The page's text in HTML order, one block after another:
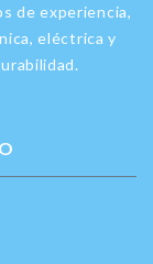
de experiencia,
eléctrica y